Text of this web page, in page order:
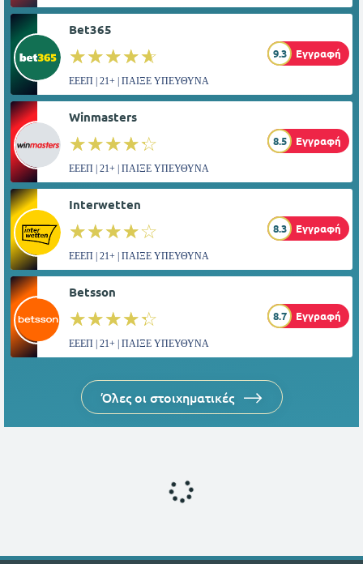
Bet365
☆☆☆☆☆
★★★★★ 9.3 Εγγραφή
ΕΕΕΠ | 21+ | ΠΑΙΞΕ ΥΠΕΥΘΥΝΑ
Winmasters
☆☆☆☆☆
★★★★★ 8.5 Εγγραφή
ΕΕΕΠ | 21+ | ΠΑΙΞΕ ΥΠΕΥΘΥΝΑ
Interwetten
☆☆☆☆☆
★★★★★ 8.3 Εγγραφή
ΕΕΕΠ | 21+ | ΠΑΙΞΕ ΥΠΕΥΘΥΝΑ
Betsson
☆☆☆☆☆
★★★★★ 8.7 Εγγραφή
ΕΕΕΠ | 21+ | ΠΑΙΞΕ ΥΠΕΥΘΥΝΑ
Όλες οι στοιχηματικές